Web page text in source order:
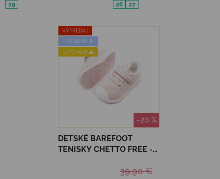
29
26
27
VÝPREDAJ
PRATEĽNÉ 🌀
LETO 2026 🌊
–20 %
DETSKÉ BAREFOOT
TENISKY CHETTO FREE -
39,90 €